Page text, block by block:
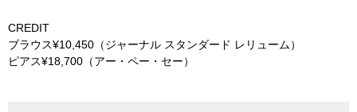
CREDIT
ブラウス¥10,450（ジャーナル スタンダード レリューム）
ピアス¥18,700（アー・ペー・セー）